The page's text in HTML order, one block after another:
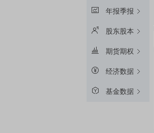
年报季报
股东股本
期货期权
经济数据
基金数据